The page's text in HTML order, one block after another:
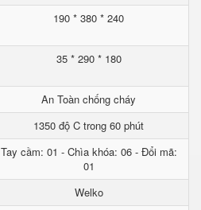
190 * 380 * 240
35 * 290 * 180
An Toàn chống cháy
1350 độ C trong 60 phút
Tay cầm: 01 - Chìa khóa: 06 - Đổi mã:
01
Welko